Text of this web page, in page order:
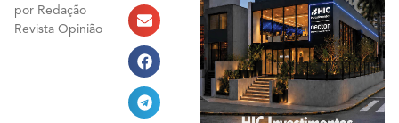
por Redação
Revista Opinião